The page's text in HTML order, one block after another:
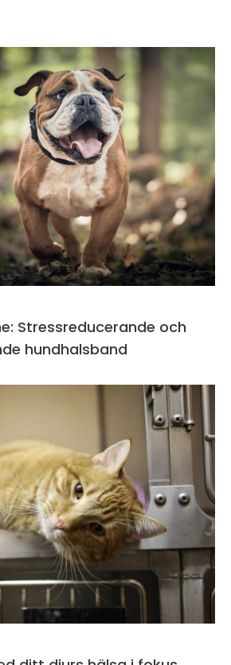
Stressreducerande och
hundhalsband